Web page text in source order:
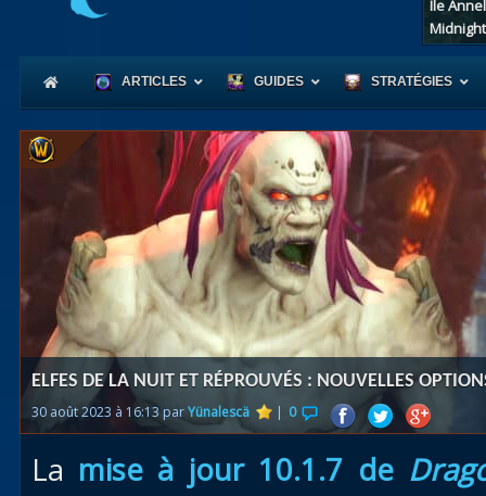
Île
Midnight
ARTICLES GUIDES
Coeur
Races
alliées
des îles
STRATÉGIES
ELFES DE LA NUIT ET RÉPROUVÉS : NOUVELLES
30 août 2023 à 16:13 parYünalescä | 0
La mise à jour 10.1.7 de